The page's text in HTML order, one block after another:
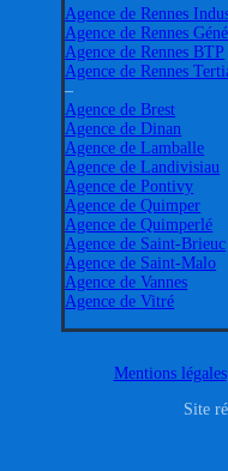
Agence de Rennes
Agence de Rennes
Agence de Rennes BTP
Agence de Rennes
–
Agence de Brest
Agence de Dinan
Agence de Lamballe
Agence de Landivisiau
Agence de Pontivy
Agence de Quimper
Agence de Quimperlé
Agence de Saint-Brieuc
Agence de Saint-Malo
Agence de Vannes
Agence de Vitré
Mentions légales
Site